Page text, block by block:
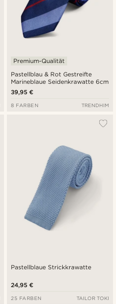
Pastellblau & Rot Gestreifte
Marineblaue Seidenkrawatte 6cm
Premium-Qualität
39,95 €
8 FARBEN TRENDHIM
Pastellblaue Strickkrawatte
24,95 €
25 FARBEN TAILOR TOKI